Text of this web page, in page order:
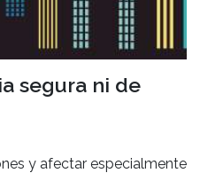
segura ni de
y afectar especialmente